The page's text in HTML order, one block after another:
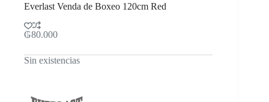
Everlast Venda de Boxeo 120cm Red
₲80.000
Sin existencias